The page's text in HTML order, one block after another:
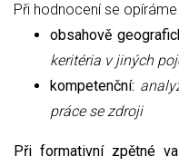
Při hodnocení se
obsahově
keritéria v jiných
kompetenční:
práce se zdroji
Při formativní zpětné